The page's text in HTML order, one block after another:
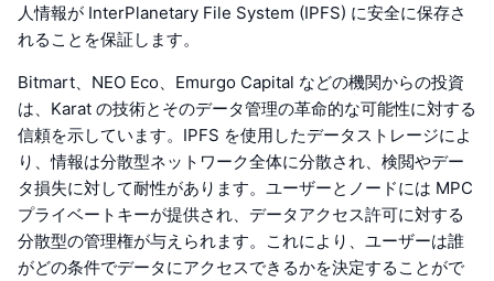
人情報が InterPlanetary File System (IPFS) に安全に保存さ
れることを保証します。
Bitmart、NEO Eco、Emurgo Capital などの機関からの投資
は、Karat の技術とそのデータ管理の革命的な可能性に対する
信頼を示しています。IPFS を使用したデータストレージによ
り、情報は分散型ネットワーク全体に分散され、検閲やデー
タ損失に対して耐性があります。ユーザーとノードには MPC
プライベートキーが提供され、データアクセス許可に対する
分散型の管理権が与えられます。これにより、ユーザーは誰
がどの条件でデータにアクセスできるかを決定することがで